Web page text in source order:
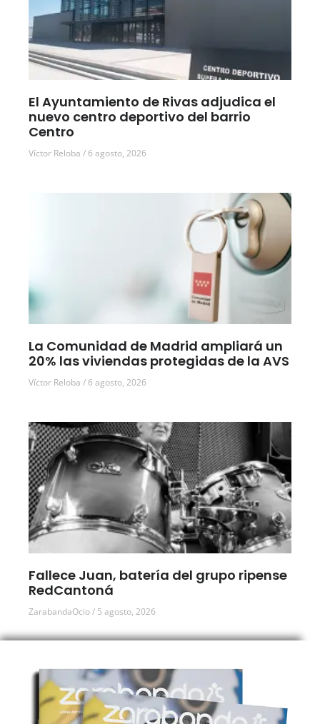
El Ayuntamiento de Rivas adjudica el
nuevo centro deportivo del barrio
Centro
Víctor Reloba 6 agosto, 2026
La Comunidad de Madrid ampliará un
20% las viviendas protegidas de la AVS
Víctor Reloba 6 agosto, 2026
Fallece Juan, batería del grupo ripense
RedCantoná
ZarabandaOcio 5 agosto, 2026